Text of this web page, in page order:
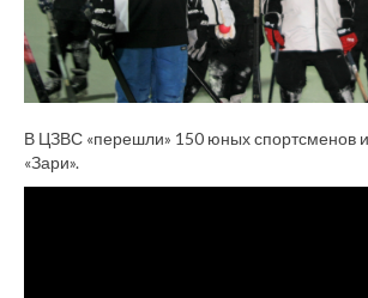
В ЦЗВС «перешли» 150 юных спортсменов
«Зари».